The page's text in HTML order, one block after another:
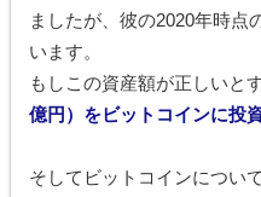
ましたが、彼の2020年時点
います。
もしこの資産額が正しいと
億円）をビットコインに投
そしてビットコインについ